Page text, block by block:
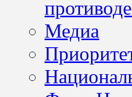
Медиа